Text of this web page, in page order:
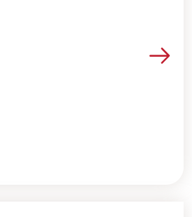
Voir les détails de la